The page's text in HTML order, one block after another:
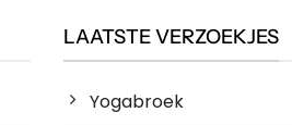
LAATSTE VERZOEKJES
Yogabroek